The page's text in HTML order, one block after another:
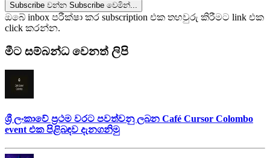
Subscribe වන්න Subscribe වෙමින්...
ඔබේ inbox පරීක්ෂා කර subscription එක තහවුරු කිරීමට link එක
click කරන්න.
මීට සම්බන්ධ වෙනත් ලිපි
ශ්‍රී ලංකාවේ ප්‍රථම වරට පවත්වනු ලබන Café Cursor Colombo
event එක පිළිබඳව දැනගනිමු